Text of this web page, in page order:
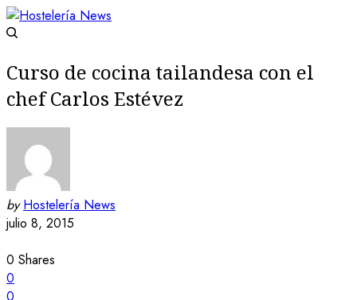
Curso de cocina tailandesa con el
chef Carlos Estévez
by Hostelería News
julio 8, 2015
0 Shares
0
0